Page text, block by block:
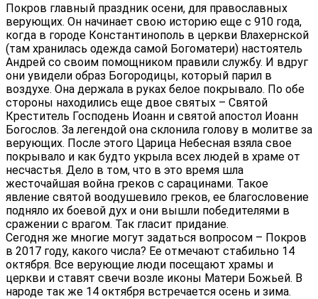
Покров главный праздник осени, для православных
верующих. Он начинает свою историю еще с 910 года,
когда в городе Константинополь в церкви Влахернской
(там хранилась одежда самой Богоматери) настоятель
Андрей со своим помощником правили службу. И вдруг
они увидели образ Богородицы, который парил в
воздухе. Она держала в руках белое покрывало. По обе
стороны находились еще двое святых – Святой
Креститель Господень Иоанн и святой апостол Иоанн
Богослов. За легендой она склонила голову в молитве за
верующих. После этого Царица Небесная взяла свое
покрывало и как будто укрыла всех людей в храме от
несчастья. Дело в том, что в это время шла
жесточайшая война греков с сарацинами. Такое
явление святой воодушевило греков, ее благословение
подняло их боевой дух и они вышли победителями в
сражении с врагом. Так гласит придание.
Сегодня же многие могут задаться вопросом – Покров
в 2017 году, какого числа? Ее отмечают стабильно 14
октября. Все верующие люди посещают храмы и
церкви и ставят свечи возле иконы Матери Божьей. В
народе так же 14 октября встречается осень и зима.